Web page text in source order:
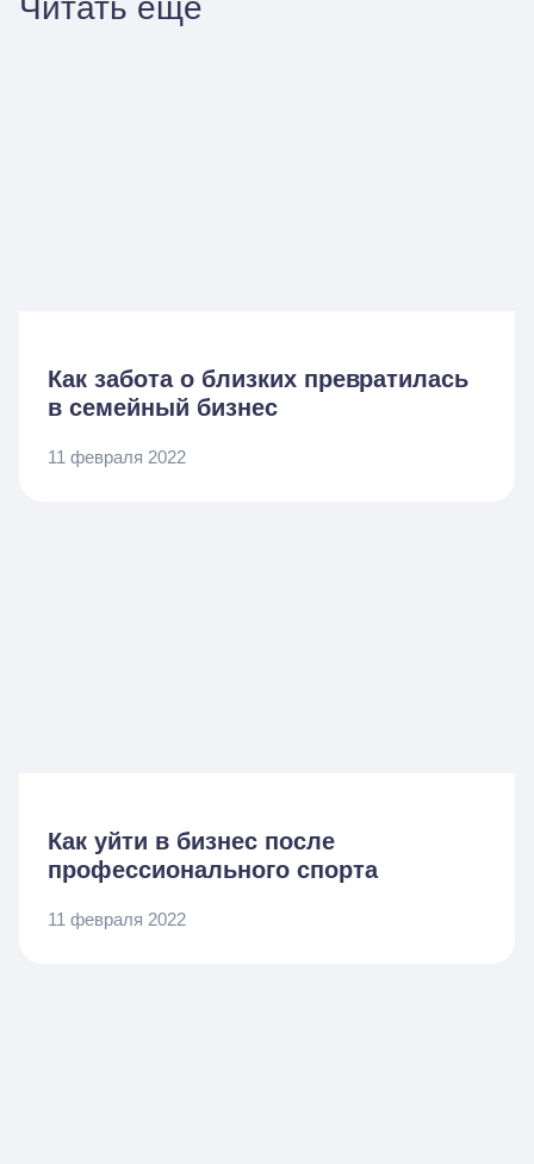
Читать ещё
Как забота о близких превратилась
в семейный бизнес
11 февраля 2022
Как уйти в бизнес после
профессионального спорта
11 февраля 2022